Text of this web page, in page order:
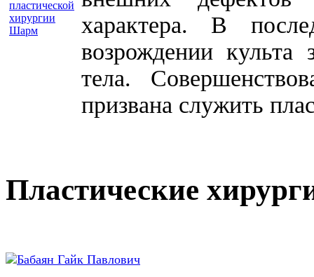
характера. В
возрождении культа
тела.
призвана служить
Пластические